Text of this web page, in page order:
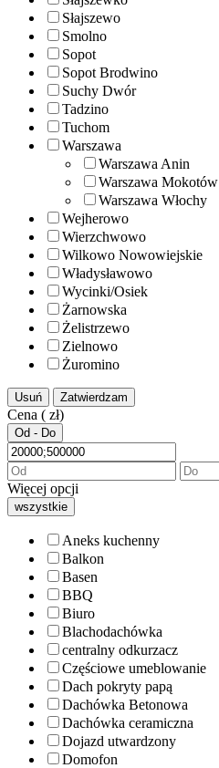
Słajszewo
Smolno
Sopot
Sopot Brodwino
Suchy Dwór
Tadzino
Tuchom
Warszawa
Warszawa Anin
Warszawa Mokotów
Warszawa Włochy
Wejherowo
Wierzchwowo
Wilkowo Nowowiejskie
Władysławowo
Wycinki/Osiek
Żarnowska
Żelistrzewo
Zielnowo
Żuromino
Usuń Zatwierdzam
Cena ( zł)
Od - Do
Więcej opcji
wszystkie
Aneks kuchenny
Balkon
Basen
BBQ
Biuro
Blachodachówka
centralny odkurzacz
Częściowe umeblowanie
Dach pokryty papą
Dachówka Betonowa
Dachówka ceramiczna
Dojazd utwardzony
Domofon